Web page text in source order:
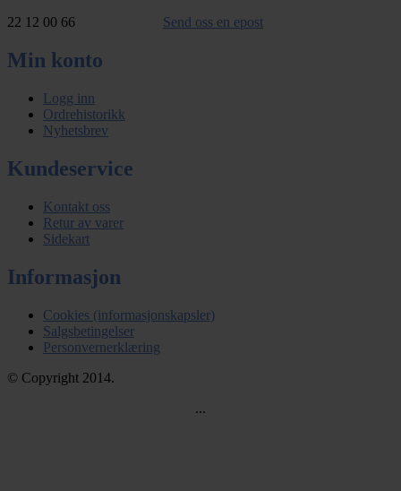
22 12 00 66 Send oss en epost
Min konto
Logg inn
Ordrehistorikk
Nyhetsbrev
Kundeservice
Kontakt oss
Retur av varer
Sidekart
Informasjon
Cookies (informasjonskapsler)
Salgsbetingelser
Personvernerklæring
© Copyright 2014.
...